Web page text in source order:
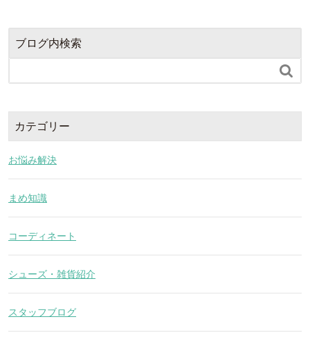
ブログ内検索

カテゴリー
お悩み解決
まめ知識
コーディネート
シューズ・雑貨紹介
スタッフブログ